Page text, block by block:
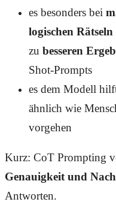
es besonders bei
logischen
zu besseren
Shot-Prompts
es dem Modell
ähnlich wie
vorgehen
Kurz: CoT Prompting
Genauigkeit und
Antworten.